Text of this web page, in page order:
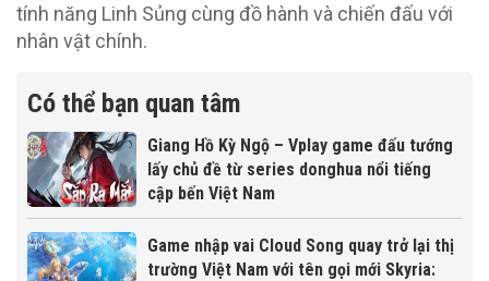
tính năng Linh Sủng cùng đồ hành và chiến đấu với
nhân vật chính.
Có thể bạn quan tâm
Giang Hồ Kỳ Ngộ – Vplay game đấu tướng
lấy chủ đề từ series donghua nổi tiếng
cập bến Việt Nam
Game nhập vai Cloud Song quay trở lại thị
trường Việt Nam với tên gọi mới Skyria: